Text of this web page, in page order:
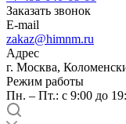
Заказать звонок
E-mail
zakaz@himnm.ru
Адрес
г. Москва,
Режим работы
Пн. – Пт.: с 9:00 до